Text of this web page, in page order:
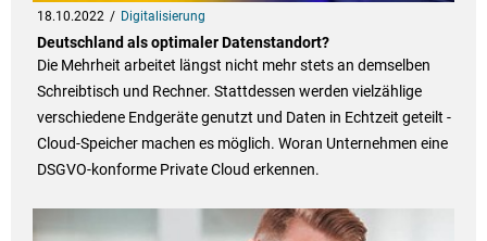
18.10.2022 Digitalisierung
Deutschland als optimaler Datenstandort?
Die Mehrheit arbeitet längst nicht mehr stets an demselben
Schreibtisch und Rechner. Stattdessen werden vielzählige
verschiedene Endgeräte genutzt und Daten in Echtzeit geteilt -
Cloud-Speicher machen es möglich. Woran Unternehmen eine
DSGVO-konforme Private Cloud erkennen.